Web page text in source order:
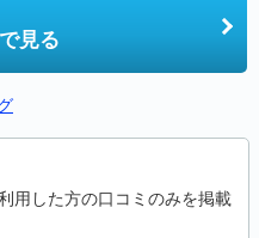
見る
用した方の口コミのみを掲載